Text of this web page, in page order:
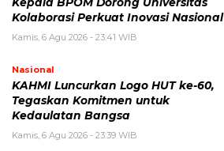
Kolaborasi Perkuat Inovasi Nasional
Kamis, 6 Agu 2026 - 23:41 WIB
Nasional
KAHMI Luncurkan Logo HUT ke-60,
Tegaskan Komitmen untuk
Kedaulatan Bangsa
Kamis, 6 Agu 2026 - 23:39 WIB